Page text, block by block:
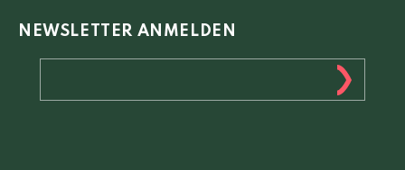
NEWSLETTER ANMELDEN